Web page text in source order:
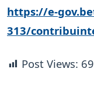
https://e-
313/
Post Views: